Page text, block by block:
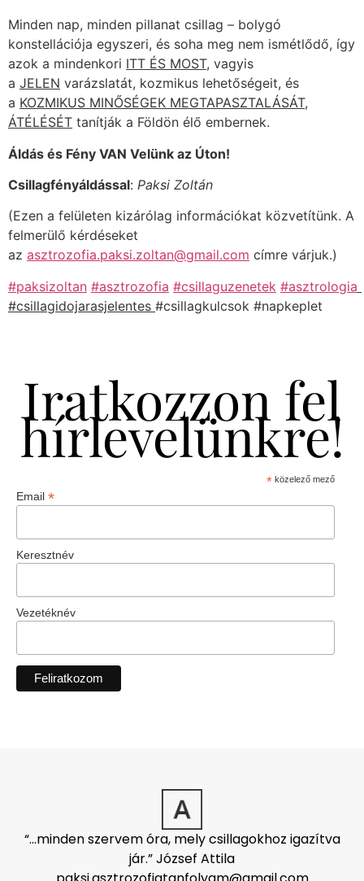
Minden nap, minden pillanat csillag – bolygó
konstellációja egyszeri, és soha meg nem ismétlődő, így
azok a mindenkori ITT ÉS MOST, vagyis
a JELEN varázslatát, kozmikus lehetőségeit, és
a KOZMIKUS MINŐSÉGEK MEGTAPASZTALÁSÁT,
ÁTÉLÉSÉT tanítják a Földön élő embernek.
Áldás és Fény VAN Velünk az Úton!
Csillagfényáldással: Paksi Zoltán
(Ezen a felületen kizárólag információkat közvetítünk. A
felmerülő kérdéseket
az asztrozofia.paksi.zoltan@gmail.com címre várjuk.)
#paksizoltan #asztrozofia #csillaguzenetek #asztrologia
#csillagidojarasjelentes #csillagkulcsok #napkeplet
Iratkozzon fel
hírlevelünkre!
*közelező mező
Email *
Keresztnév
Vezetéknév
“…minden szervem óra, mely csillagokhoz igazítva
jár.” József Attila